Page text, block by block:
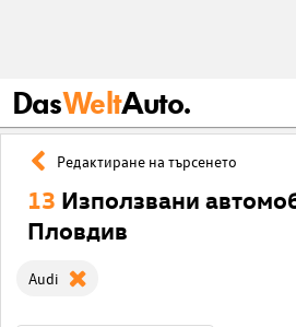
DasWeltAuto.
Редактиране на търсенето
13 Използвани
Пловдив
Audi